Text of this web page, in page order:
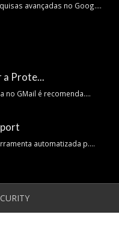
avançadas no Goog....
a Prote...
no GMail é recomenda....
automatizada p....